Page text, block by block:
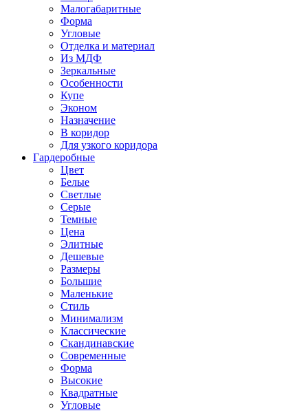
Малогабаритные
Форма
Угловые
Отделка и материал
Из МДФ
Зеркальные
Особенности
Купе
Эконом
Назначение
В коридор
Для узкого коридора
Гардеробные
Цвет
Белые
Светлые
Серые
Темные
Цена
Элитные
Дешевые
Размеры
Большие
Маленькие
Стиль
Минимализм
Классические
Скандинавские
Современные
Форма
Высокие
Квадратные
Угловые